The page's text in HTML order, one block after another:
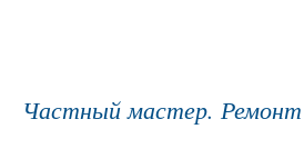
Частный мастер.